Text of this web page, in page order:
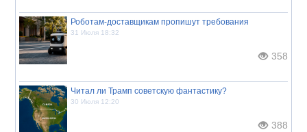
Роботам-доставщикам пропишут требования
31 Июля 18:32
358
Читал ли Трамп советскую фантастику?
30 Июля 12:20
388